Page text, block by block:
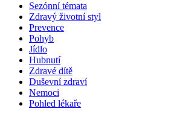
Sezónní témata
Zdravý životní styl
Prevence
Pohyb
Jídlo
Hubnutí
Zdravé dítě
Duševní zdraví
Nemoci
Pohled lékaře